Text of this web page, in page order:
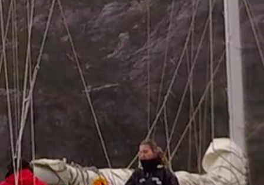
Los deportes acuáticos y náuticos
son simplemente fascinantes. Lo son
para casi todo el mundo de una
forma u otra. Incluso aquellos que
no los practican pueden apreciar la
magia de interactuar con el mar de
una forma dinámica y arriesgada.